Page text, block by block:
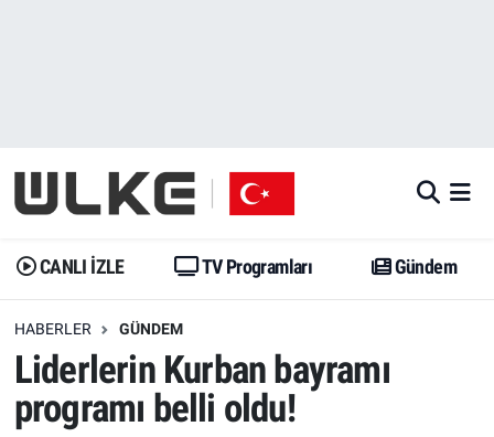
CANLI İZLE TV Programları Gündem
HABERLER GÜNDEM
Liderlerin Kurban bayramı
programı belli oldu!
Gündem
Dünya
Erişim Bilgileri
Ekonomi
Gündem
Trend
Erişim Bilgileri
Spor
İstanbul Namaz Vakitleri
Trafik Durumu
Erişim Bilgileri
Tüm Manşetler